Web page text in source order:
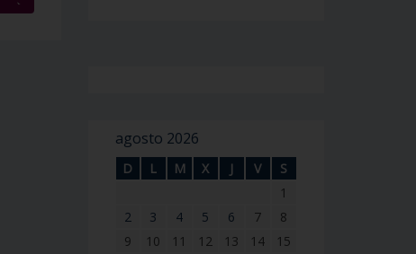
agosto 2026
D L M X J V
S
1
2
3 4 5 6 7
8
9
10 11 12 13 14
15